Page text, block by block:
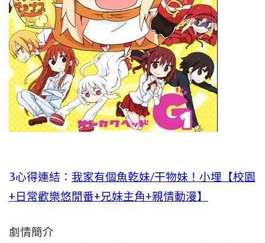
3心得連結： 我家有個魚乾妹/干物妹！小埋【校園
+日常歡樂悠閒番+兄妹主角+親情動漫】
劇情簡介